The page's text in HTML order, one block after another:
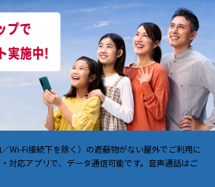
Wi-Fi接続下を除く）の遮蔽物がない屋外でご利用に
対応アプリで、データ通信可能です。音声通話はご